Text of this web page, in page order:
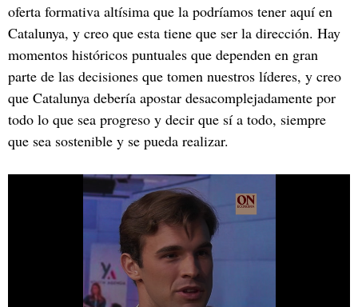
oferta formativa altísima que la podríamos tener aquí en
Catalunya, y creo que esta tiene que ser la dirección. Hay
momentos históricos puntuales que dependen en gran
parte de las decisiones que tomen nuestros líderes, y creo
que Catalunya debería apostar desacomplejadamente por
todo lo que sea progreso y decir que sí a todo, siempre
que sea sostenible y se pueda realizar.